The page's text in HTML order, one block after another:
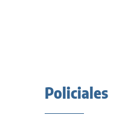
Policiales